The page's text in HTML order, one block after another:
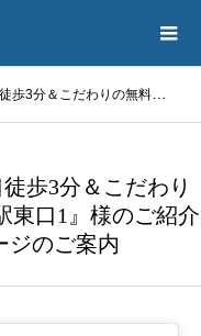
山駅東口1』様のご紹介＆客室整体・マッサージのご案内
歩3分＆こだわり
東口1』様のご紹介
ジのご案内